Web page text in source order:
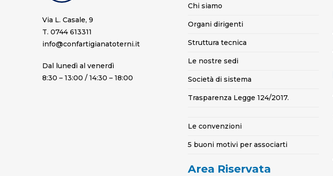
Via L. Casale, 9
T. 0744 613311
info@confartigianatoterni.it
Dal lunedì al venerdì
8:30 – 13:00 / 14:30 – 18:00
Chi siamo
Organi dirigenti
Struttura tecnica
Le nostre sedi
Società di sistema
Trasparenza Legge 124/2017.
Le convenzioni
5 buoni motivi per associarti
Area Riservata